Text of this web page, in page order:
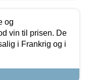
og
vin til prisen. De
i Frankrig og i